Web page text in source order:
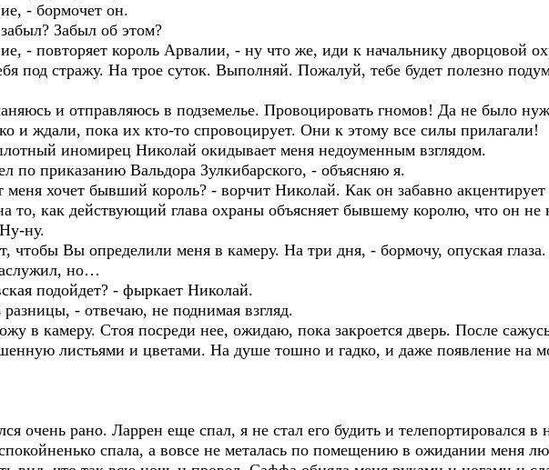
- бормочет он.
Забыл об этом?
- повторяет король Арвалии, - ну что же, иди к начальнику дворцовой
под стражу. На трое суток. Выполняй. Пожалуй, тебе будет полезно
и отправляюсь в подземелье. Провоцировать гномов! Да не было
и ждали, пока их кто-то спровоцирует. Они к этому все силы прилагали!
иномирец Николай окидывает меня недоуменным взглядом.
приказанию Вальдора Зулкибарского, - объясняю я.
хочет бывший король? - ворчит Николай. Как он забавно
то, как действующий глава охраны объясняет бывшему королю, что он не
ну.
Вы определили меня в камеру. На три дня, - бормочу, опуская
но…
подойдет? - фыркает Николай.
- отвечаю, не поднимая взгляд.
в камеру. Стоя посреди нее, ожидаю, пока закроется дверь. После
листьями и цветами. На душе тошно и гадко, и даже появление на
очень рано. Ларрен еще спал, я не стал его будить и телепортировался
спала, а вовсе не металась по помещению в ожидании меня